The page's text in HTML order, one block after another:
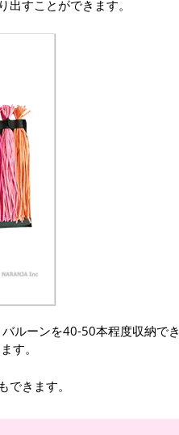
すことができます。
ルーンを40-50本程度収納でき
す。
きます。